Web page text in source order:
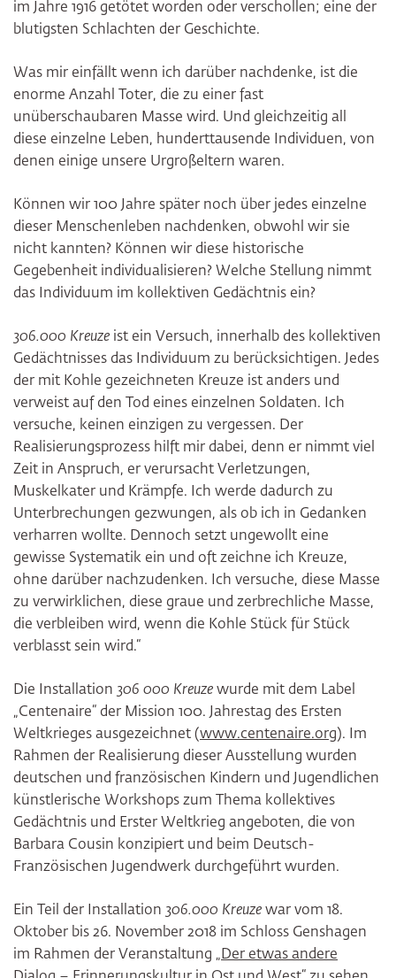
im Jahre 1916 getötet worden oder verschollen; eine der
blutigsten Schlachten der Geschichte.
Was mir einfällt wenn ich darüber nachdenke, ist die
enorme Anzahl Toter, die zu einer fast
unüberschaubaren Masse wird. Und gleichzeitig all
diese einzelne Leben, hunderttausende Individuen, von
denen einige unsere Urgroßeltern waren.
Können wir 100 Jahre später noch über jedes einzelne
dieser Menschenleben nachdenken, obwohl wir sie
nicht kannten? Können wir diese historische
Gegebenheit individualisieren? Welche Stellung nimmt
das Individuum im kollektiven Gedächtnis ein?
306.000 Kreuze ist ein Versuch, innerhalb des kollektiven
Gedächtnisses das Individuum zu berücksichtigen. Jedes
der mit Kohle gezeichneten Kreuze ist anders und
verweist auf den Tod eines einzelnen Soldaten. Ich
versuche, keinen einzigen zu vergessen. Der
Realisierungsprozess hilft mir dabei, denn er nimmt viel
Zeit in Anspruch, er verursacht Verletzungen,
Muskelkater und Krämpfe. Ich werde dadurch zu
Unterbrechungen gezwungen, als ob ich in Gedanken
verharren wollte. Dennoch setzt ungewollt eine
gewisse Systematik ein und oft zeichne ich Kreuze,
ohne darüber nachzudenken. Ich versuche, diese Masse
zu verwirklichen, diese graue und zerbrechliche Masse,
die verbleiben wird, wenn die Kohle Stück für Stück
verblasst sein wird.“
Die Installation 306 000 Kreuze wurde mit dem Label
„Centenaire“ der Mission 100. Jahrestag des Ersten
Weltkrieges ausgezeichnet (www.centenaire.org). Im
Rahmen der Realisierung dieser Ausstellung wurden
deutschen und französischen Kindern und Jugendlichen
künstlerische Workshops zum Thema kollektives
Gedächtnis und Erster Weltkrieg angeboten, die von
Barbara Cousin konzipiert und beim Deutsch-
Französischen Jugendwerk durchgeführt wurden.
Ein Teil der Installation 306.000 Kreuze war vom 18.
Oktober bis 26. November 2018 im Schloss Genshagen
im Rahmen der Veranstaltung „Der etwas andere